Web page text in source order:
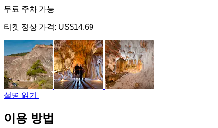
무료 주차 가능
티켓 정상 가격: US$14.69
설명 읽기
이용 방법